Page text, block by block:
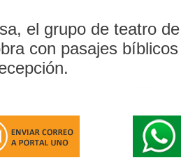
el grupo de teatro
con pasajes